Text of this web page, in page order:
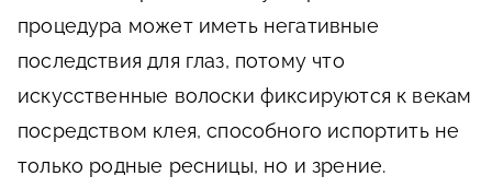
процедура может иметь негативные
последствия для глаз, потому что
искусственные волоски фиксируются к векам
посредством клея, способного испортить не
только родные ресницы, но и зрение.